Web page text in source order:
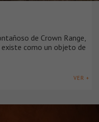
de Crown Range,
como un objeto de
VER +